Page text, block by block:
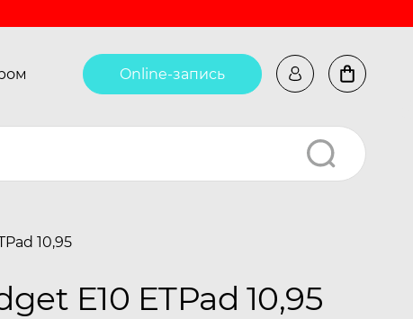
Online-запись
10,95
E10 ETPad 10,95